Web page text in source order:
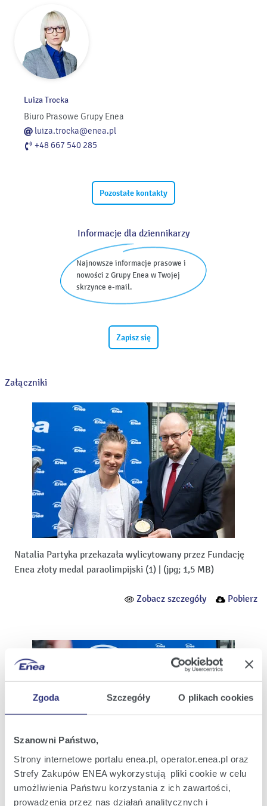
Zgoda Szczegóły O plikach cookies
Szanowni Państwo,
Strony internetowe portalu enea.pl, operator.enea.pl oraz
Strefy Zakupów ENEA wykorzystują pliki cookie w celu
umożliwienia Państwu korzystania z ich zawartości,
prowadzenia przez nas działań analitycznych i
Luiza Trocka
Biuro Prasowe Grupy Enea
luiza.trocka@enea.pl
+48 667 540 285
Pozostałe kontakty
Informacje dla dziennikarzy
Najnowsze informacje prasowe i
nowości z Grupy Enea w Twojej
skrzynce e-mail.
Zapisz się
Załączniki
Natalia Partyka przekazała wylicytowany przez Fundację
Enea złoty medal paraolimpijski (1)
(jpg; 1,5 MB)
Zobacz szczegóły Pobierz
Natalia Partyka przekazała wylicytowany przez Fundację